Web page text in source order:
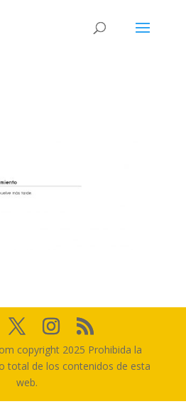
copyright 2025 Prohibida la
total de los contenidos de esta
web.